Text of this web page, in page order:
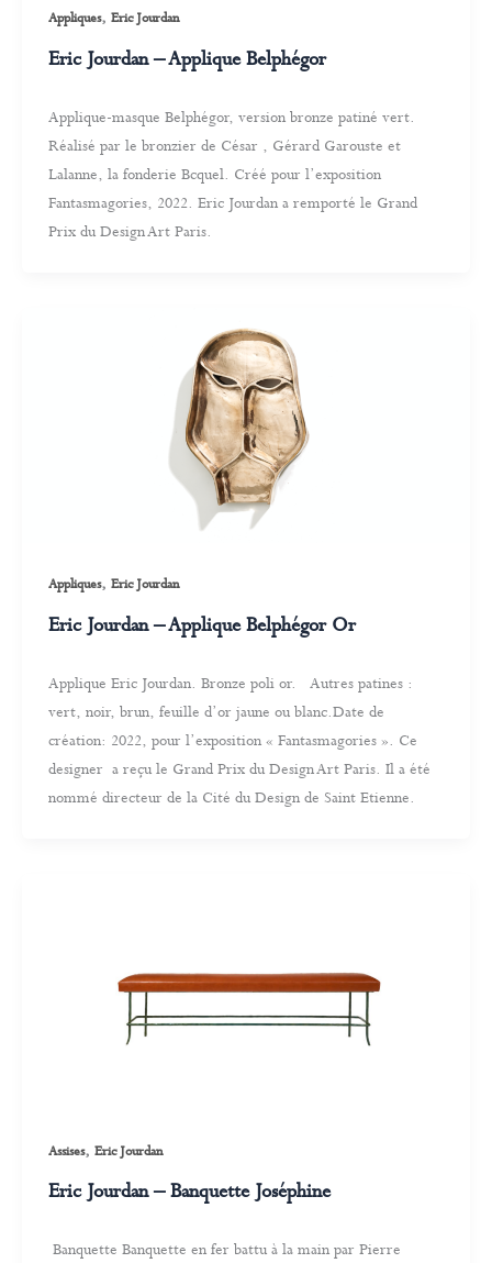
Appliques, Eric Jourdan
Eric Jourdan – Applique Belphégor
Applique-masque Belphégor, version bronze patiné vert.
Réalisé par le bronzier de César , Gérard Garouste et
Lalanne, la fonderie Bcquel. Créé pour l’exposition
Fantasmagories, 2022. Eric Jourdan a remporté le Grand
Prix du Design Art Paris.
Appliques, Eric Jourdan
Eric Jourdan – Applique Belphégor Or
Applique Eric Jourdan. Bronze poli or. Autres patines :
vert, noir, brun, feuille d’or jaune ou blanc.Date de
création: 2022, pour l’exposition « Fantasmagories ». Ce
designer a reçu le Grand Prix du Design Art Paris. Il a été
nommé directeur de la Cité du Design de Saint Etienne.
Assises, Eric Jourdan
Eric Jourdan – Banquette Joséphine
Banquette Banquette en fer battu à la main par Pierre